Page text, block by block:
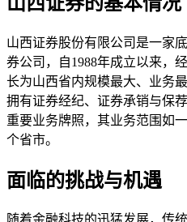
山西证券股份有限公司是一家
券公司，自1988年成立以来，
长为山西省内规模最大、业务
拥有证券经纪、证券承销与保
重要业务牌照，其业务范围如
个省市。
面临的挑战与机遇